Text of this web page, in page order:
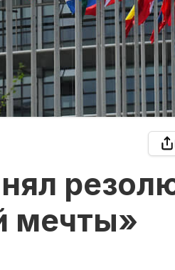
мечты»